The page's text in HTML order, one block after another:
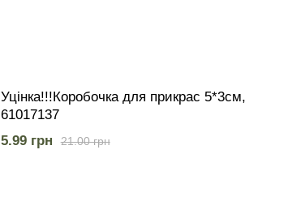
Уцінка!!!Коробочка для прикрас 5*3см,
61017137
21.00 грн
5.99 грн